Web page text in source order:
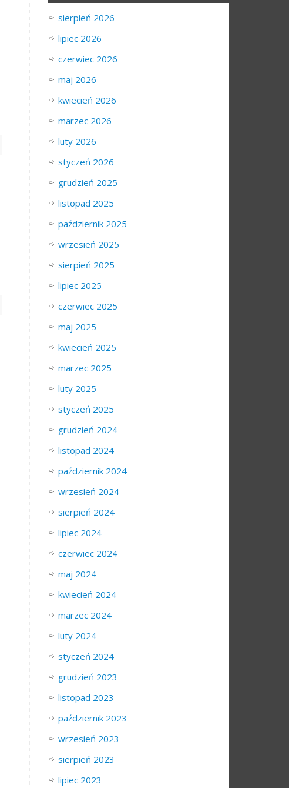
sierpień 2026
lipiec 2026
czerwiec 2026
maj 2026
kwiecień 2026
marzec 2026
luty 2026
styczeń 2026
grudzień 2025
listopad 2025
październik 2025
wrzesień 2025
sierpień 2025
lipiec 2025
czerwiec 2025
maj 2025
kwiecień 2025
marzec 2025
luty 2025
styczeń 2025
grudzień 2024
listopad 2024
październik 2024
wrzesień 2024
sierpień 2024
lipiec 2024
czerwiec 2024
maj 2024
kwiecień 2024
marzec 2024
luty 2024
styczeń 2024
grudzień 2023
listopad 2023
październik 2023
wrzesień 2023
sierpień 2023
lipiec 2023